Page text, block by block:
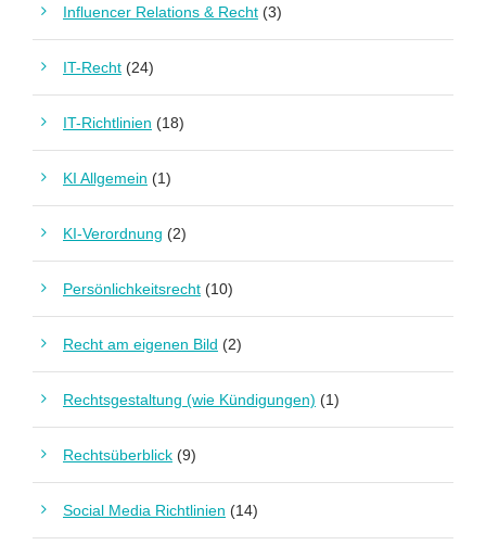
Influencer Relations & Recht (3)
IT-Recht (24)
IT-Richtlinien (18)
KI Allgemein (1)
KI-Verordnung (2)
Persönlichkeitsrecht (10)
Recht am eigenen Bild (2)
Rechtsgestaltung (wie Kündigungen) (1)
Rechtsüberblick (9)
Social Media Richtlinien (14)